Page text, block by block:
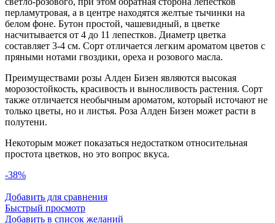
перламутровая, а в центре находятся желтые тычинки на
белом фоне. Бутон простой, чашевидный, в цветке
насчитывается от 4 до 11 лепестков. Диаметр цветка
составляет 3-4 см. Сорт отличается легким ароматом цветов с
пряными нотами гвоздики, ореха и розового масла.
Преимуществами розы Алден Бизен являются высокая
морозостойкость, красивость и выносливость растения. Сорт
также отличается необычным ароматом, который источают не
только цветы, но и листья. Роза Алден Бизен может расти в
полутени.
Некоторым может показаться недостатком относительная
простота цветков, но это вопрос вкуса.
-38%
Добавить для сравнения
Быстрый просмотр
Добавить в список желаний